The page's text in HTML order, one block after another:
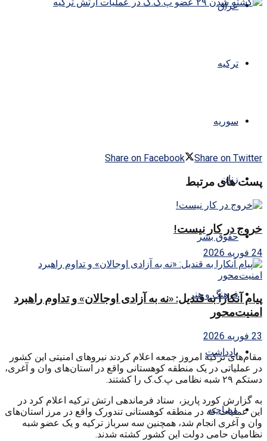
عراق
ترکیه
سوریه
زنان
حقوق بشر
فرهنگ و هنر
یادداشت
مصاحبه
Share on Facebook Share on Twitter
پست های مرتبط
خروج در کار نیست!
24 فوریه 2026
پیام آنکارا به قندیل: «نه به آزادی اوجالان» و تداوم راهبرد
امنیت‌محور
23 فوریه 2026
مقام‌های ترکیه امروز جمعه اعلام کردند نیروهای امنیتی این کشور
در عملیاتی در یک منطقه کوهستانی واقع در استان‌های وان و آغری،
دستکم ۲۹ شبه نظامی پ.ک.ک را کشتند.
به گزارش کورد پاریز، ستاد فرماندهی ارتش ترکیه اعلام کرد در
این عملیات که در منطقه کوهستانی تندورک واقع در مرز استان‌های
وان و آغری انجام شد، همچنین سه سرباز ترکیه و یک عضو شبه
نظامیان حامی دولت این کشور کشته شدند.